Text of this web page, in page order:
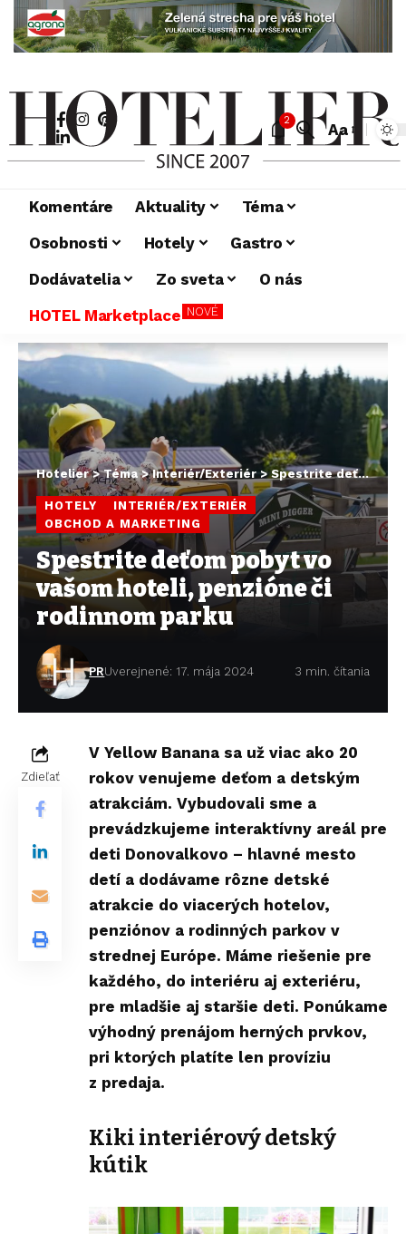
2
Aa
Komentáre Aktuality
Téma
Osobnosti
Hotely
Gastro
Dodávatelia
Zo sveta
O nás
HOTEL Marketplace NOVÉ
Hotelier>Téma>Interiér/Exteriér > Spestrite deťom pobyt vo vašom hoteli, penzióne či rodinnom parku
HOTELY
INTERIÉR/EXTERIÉR
OBCHOD A MARKETING
Spestrite deťom pobyt vo
vašom hoteli, penzióne či
rodinnom parku
PRUverejnené: 17. mája 2024 3 min. čítania
Zdieľať
V Yellow Banana sa už viac ako 20
rokov venujeme deťom a detským
atrakciám. Vybudovali sme a
prevádzkujeme interaktívny areál pre
deti Donovalkovo – hlavné mesto
detí a dodávame rôzne detské
atrakcie do viacerých hotelov,
penziónov a rodinných parkov v
strednej Európe. Máme riešenie pre
každého, do interiéru aj exteriéru,
pre mladšie aj staršie deti. Ponúkame
výhodný prenájom herných prvkov,
pri ktorých platíte len províziu
z predaja.
Kiki interiérový detský
kútik